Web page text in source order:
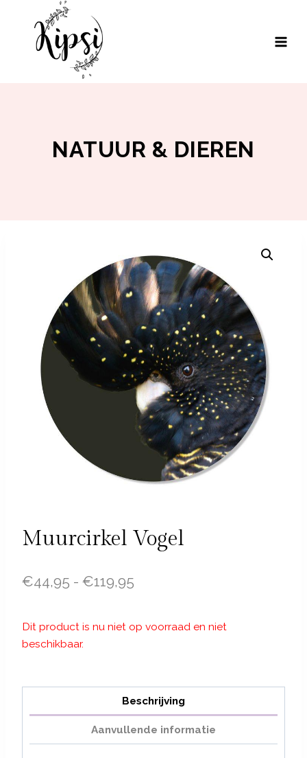
NATUUR & DIEREN
Muurcirkel Vogel
€44,95 - €119,95
tot
Dit product is nu niet op voorraad en niet
beschikbaar.
Beschrijving
Aanvullende informatie